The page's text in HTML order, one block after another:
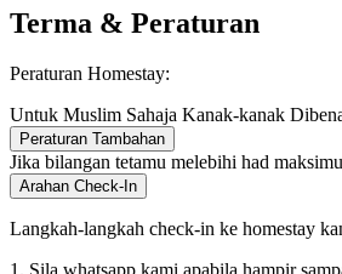
Terma & Peraturan
Peraturan Homestay:
Untuk Muslim Sahaja Kanak-kanak
Peraturan Tambahan
Jika bilangan tetamu melebihi had
Arahan Check-In
Langkah-langkah check-in ke homestay